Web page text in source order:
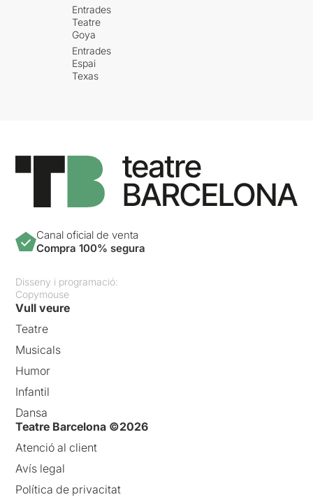
Entrades
Teatre
Goya
Entrades
Espai
Texas
Canal oficial de venta
Compra 100% segura
Disseny i programació:
Copymouse
Vull veure
Teatre
Musicals
Humor
Infantil
Dansa
Teatre Barcelona ©2026
Atenció al client
Avís legal
Política de privacitat